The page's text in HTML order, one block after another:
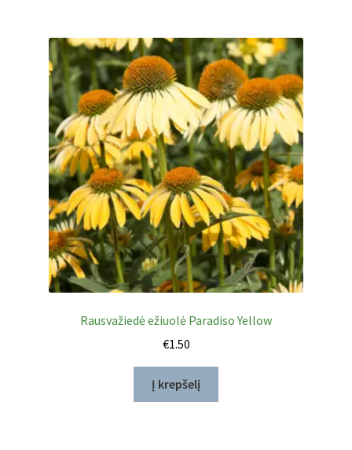
Rausvažiedė ežiuolė Paradiso Yellow
€1.50
Į krepšelį